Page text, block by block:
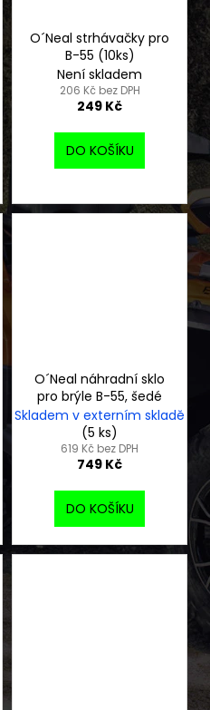
O´Neal strhávačky pro
B-55 (10ks)
Není skladem
206 Kč bez DPH
249 Kč
DO KOŠÍKU
O´Neal náhradní sklo
pro brýle B-55, šedé
Skladem v externím skladě
(5 ks)
619 Kč bez DPH
749 Kč
DO KOŠÍKU